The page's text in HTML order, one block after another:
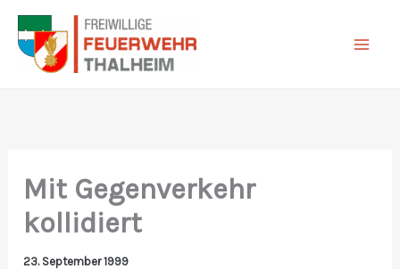
Zum
Inhalt
springen
Mit Gegenverkehr
kollidiert
23. September 1999